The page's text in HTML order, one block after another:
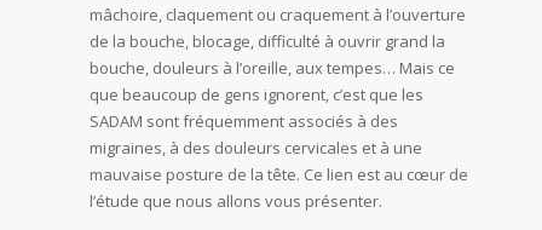
mâchoire, claquement ou craquement à l’ouverture
de la bouche, blocage, difficulté à ouvrir grand la
bouche, douleurs à l’oreille, aux tempes… Mais ce
que beaucoup de gens ignorent, c’est que les
SADAM sont fréquemment associés à des
migraines, à des douleurs cervicales et à une
mauvaise posture de la tête. Ce lien est au cœur de
l’étude que nous allons vous présenter.